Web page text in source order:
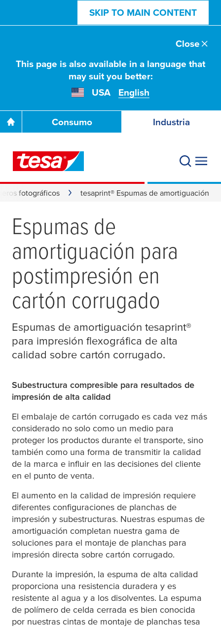
SKIP TO MAIN CONTENT
This page is also available in a language that
may suit you better:
USA
English
Close
Consumo Industria
fotográficos tesaprint® Espumas de amortiguación
Espumas de
amortiguación para
postimpresión en
cartón corrugado
Espumas de amortiguación tesaprint®
para impresión flexográfica de alta
calidad sobre cartón corrugado.
Subestructura compresible para resultados de
impresión de alta calidad
El embalaje de cartón corrugado es cada vez más
considerado no solo como un medio para
proteger los productos durante el transporte, sino
también como una forma de transmitir la calidad
de la marca e influir en las decisiones del cliente
en el punto de venta.
El aumento en la calidad de impresión requiere
diferentes configuraciones de planchas de
impresión y subestructuras. Nuestras espumas de
amortiguación completan nuestra gama de
soluciones para el montaje de planchas para
impresión directa sobre cartón corrugado.
Durante la impresión, la espuma de alta calidad
proporciona una resistencia duradera y es
resistente al agua y a los disolventes. La espuma
de polímero de celda cerrada es bien conocida
por nuestras cintas de montaje de planchas tesa